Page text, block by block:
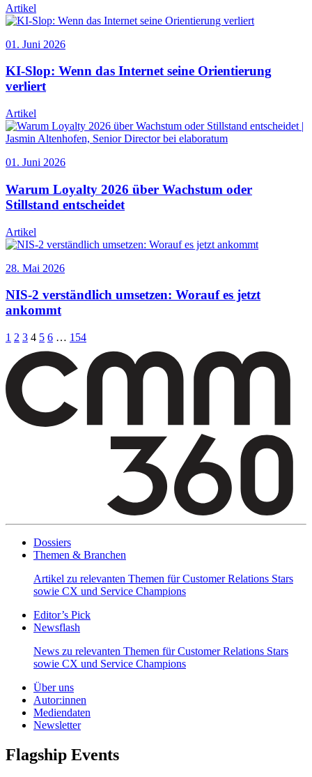
Artikel
01. Juni 2026
KI-Slop: Wenn das Internet seine Orientierung
verliert
Artikel
01. Juni 2026
Warum Loyalty 2026 über Wachstum oder
Stillstand entscheidet
Artikel
28. Mai 2026
NIS-2 verständlich umsetzen: Worauf es jetzt
ankommt
Seitennummerierung
der
Beiträge
1 2 3 4 5 6 … 154
Dossiers
Themen & Branchen
Artikel zu relevanten Themen für Customer Relations Stars
sowie CX und Service Champions
Editor’s Pick
Newsflash
News zu relevanten Themen für Customer Relations Stars
sowie CX und Service Champions
Über uns
Autor:innen
Mediendaten
Newsletter
Flagship Events